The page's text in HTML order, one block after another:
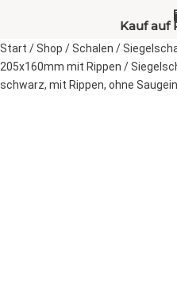
Kauf auf
Start /Shop /Schalen /
205x160mm mit Rippen /
schwarz, mit Rippen, ohne